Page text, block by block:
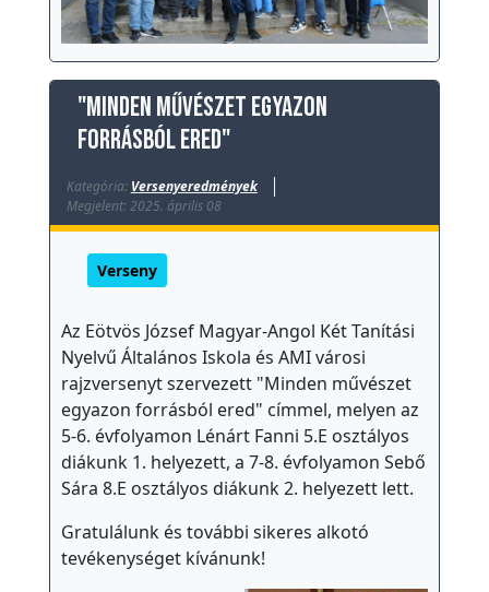
"Minden művészet egyazon
forrásból ered"
Kategória: Versenyeredmények
Megjelent: 2025. április 08
Verseny
Az Eötvös József Magyar-Angol Két Tanítási
Nyelvű Általános Iskola és AMI városi
rajzversenyt szervezett "Minden művészet
egyazon forrásból ered" címmel, melyen az
5-6. évfolyamon Lénárt Fanni 5.E osztályos
diákunk 1. helyezett, a 7-8. évfolyamon Sebő
Sára 8.E osztályos diákunk 2. helyezett lett.
Gratulálunk és további sikeres alkotó
tevékenységet kívánunk!